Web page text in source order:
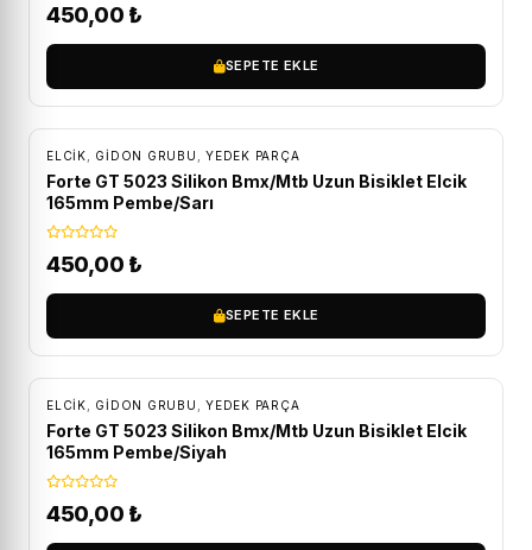
450,00 ₺
SEPETE EKLE
ELCIK GIDON GRUBU YEDEK PARÇA
Forte GT 5023 Silikon Bmx/Mtb Uzun Bisiklet Elcik
165mm Pembe/Sarı
450,00 ₺
SEPETE EKLE
ELCIK GIDON GRUBU YEDEK PARÇA
Forte GT 5023 Silikon Bmx/Mtb Uzun Bisiklet Elcik
165mm Pembe/Siyah
450,00 ₺